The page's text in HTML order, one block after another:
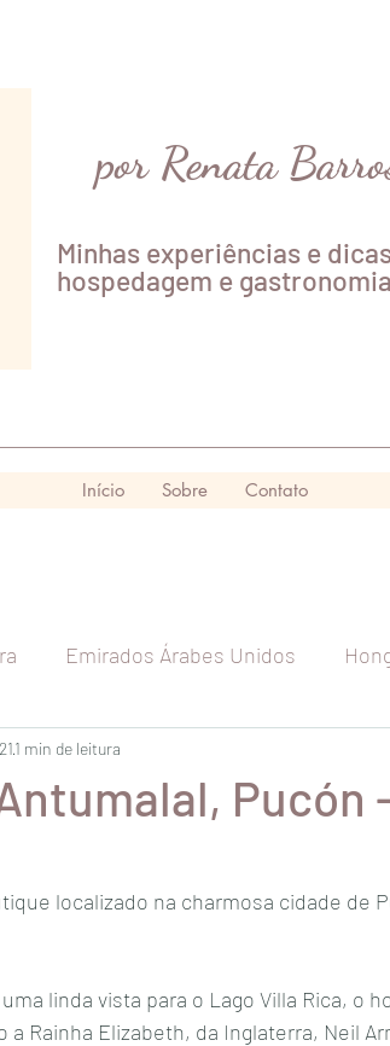
por Renata
Minhas experiências e
hospedagem e
Início Sobre Contato
Emirados Árabes Unidos
Índia
Pucón
1 min de leitura
localizado na charmosa cidade de
linda vista para o Lago Villa Rica, o
Rainha Elizabeth, da Inglaterra, Neil